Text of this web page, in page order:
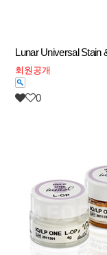
Lunar Universal Stain
회원공개
0